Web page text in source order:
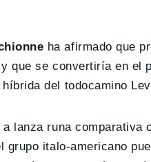
ha afirmado que
que se convertiría en el
del todocamino
lanza runa comparativa
grupo italo-americano